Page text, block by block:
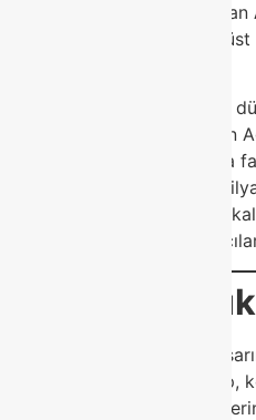
çıkan tasarımlardan biri olan
çizgileri, güçlü duruşu ve
modelleri arasında yer alan
hem de oturma alanlarında
oluşturur. Modoko’da
Agusto koltuk modellerini
tasarım anlayışıyla
Agusto
Agusto koltuk, modern
geniş oturum alanına
getiren özel koltuk